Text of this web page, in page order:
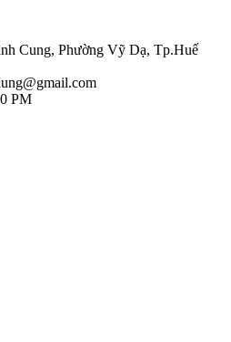
Cung, Phường Vỹ Dạ, Tp.Huế
PM